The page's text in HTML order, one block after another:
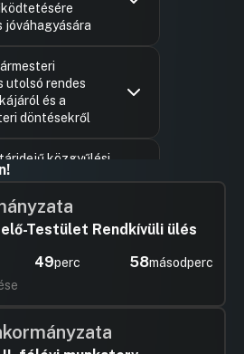
jóváhagyására
utolsó rendes
és a
döntésekről
közgyűlési
ELEJÉRE
Megyei Jogú
az
Ugrás a napirendi pontra
MJV
Testület Rendkívüli ülés
49perc 57másodperc